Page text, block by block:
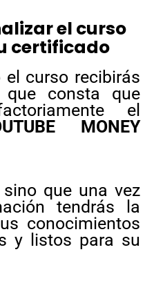
el curso
certificado
el curso recibirás
consta que
el
MONEY
que una vez
tendrás la
conocimientos
y listos para su